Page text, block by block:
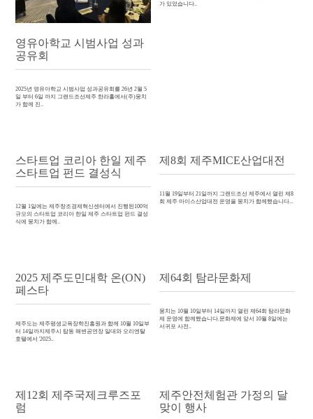
영유아학교 시범사업 성과
공유회
2025년 영유아학교 시범사업 성과공유회를 26년 2월 5
일 부터 6일 까지 그랜드조선제주 한라홀에서(주)뭉치
가 함께 진..
가 있었습니다..
스타트업 코리아 한일 제주
스타트업 펀드 결성식
12월 1일에는 제주창조경제혁신센터에서 진행된100억
규모의 스타트업 코리아 한일 제주 스타트업 펀드 결성
식에 뭉치가 함께..
제8회 제주MICE산업대전
11월 19일부터 21일까지 그랜드조선 제주에서 열린 제8
회 제주 마이스산업대전 운영을 뭉치가 함께했습니다...
2025 제주도민대학 온(ON)
페스타
제주도는 제주평생교육장학진흥원과 함께 10월 10일부
터 14일까지제주시 탑동 해변공연장 일대와 오리엔탈
호텔에서 '2025..
제64회 탐라문화제
뭉치는 10월 10일부터 14일까지 열린 제64회 탐라문화
제 운영에 함께했습니다.문화제에 앞서 10월 8일에는
서귀포 사전..
제12회 제주국제크루즈포
럼
제주안전체험관 가정의 달
맞이 행사